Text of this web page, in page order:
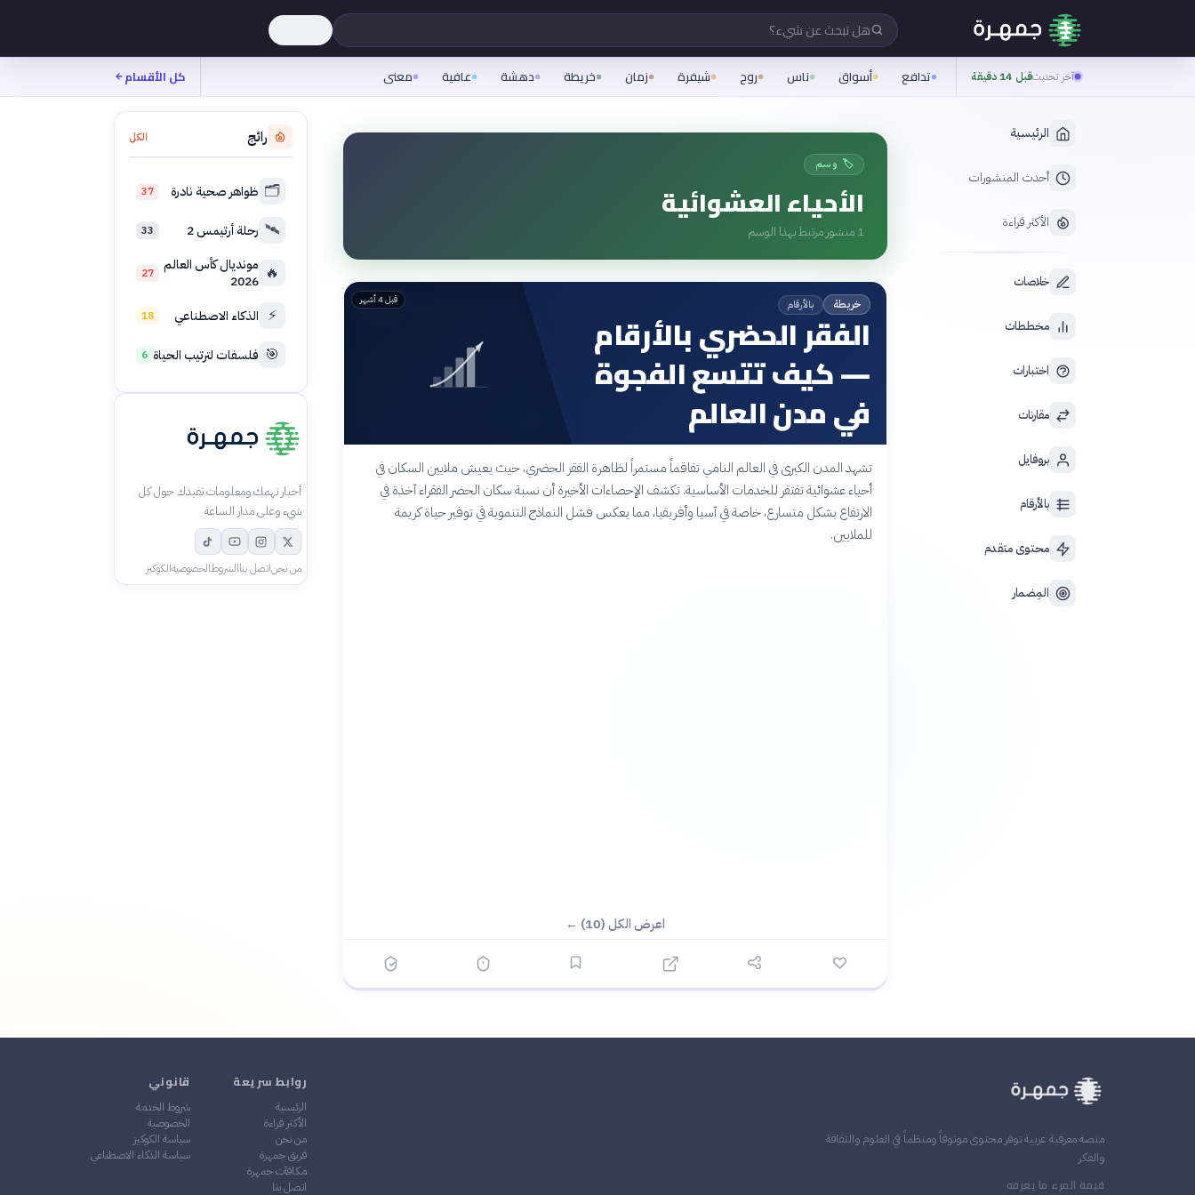
هل تبحث عن شيء؟
آخر تحديثقبل 14 دقيقة تدافع أسواق ناس روح شيفرة زمان خريطة دهشة عافية معنى كل الأقسام
الرئيسية
أحدث المنشورات
الأكثر قراءة
خلاصات
مخططات
اختبارات
مقارنات
بروفايل
بالأرقام
محتوى متقدم
المِضمار
🏷️ وسم
الأحياء العشوائية
1 منشور مرتبط بهذا الوسم
خريطة بالأرقام
الفقر الحضري بالأرقام
— كيف تتسع الفجوة
في مدن العالم
قبل 4 أشهر
تشهد المدن الكبرى في العالم النامي تفاقماً مستمراً لظاهرة الفقر الحضري، حيث يعيش ملايين السكان في
أحياء عشوائية تفتقر للخدمات الأساسية. تكشف الإحصاءات الأخيرة أن نسبة سكان الحضر الفقراء آخذة في
الارتفاع بشكل متسارع، خاصة في آسيا وأفريقيا، مما يعكس فشل النماذج التنموية في توفير حياة كريمة
للملايين.
اعرض الكل (10) ←
رائج الكل
🗂️ ظواهر صحية نادرة 37
🛰️ رحلة أرتيمس 2 33
🔥 مونديال كأس العالم
2026
27
⚡ الذكاء الاصطناعي 18
🎯 فلسفات لترتيب الحياة 6
أخبار تهمك ومعلومات تفيدك حول كل
شيء وعلى مدار الساعة
من نحناتصل بناالشروطالخصوصيةالكوكيز
منصة معرفية عربية توفر محتوى موثوقاً ومنظماً في العلوم والثقافة
والفكر
قيمة المرء ما يعرفه
روابط سريعة
الرئيسية
الأكثر قراءة
من نحن
فريق جمهرة
مكافآت جمهرة
اتصل بنا
قانوني
شروط الخدمة
الخصوصية
سياسة الكوكيز
سياسة الذكاء الاصطناعي